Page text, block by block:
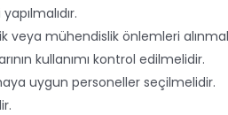
mühendislik önlemleri
kullanımı kontrol edilmelidir.
uygun personeller seçilmelidir.